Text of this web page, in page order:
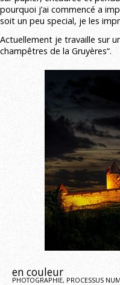
pourquoi j’ai commencé a
soit un peu special, je les
Actuellement je travaille sur
champêtres de la Gruyères“.
en couleur
PHOTOGRAPHIE, PROCESSUS